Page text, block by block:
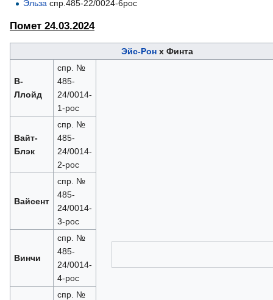
Эльза спр.485-22/0024-6рос
Помет 24.03.2024
Эйс-Рон х Финта
В-
Ллойд
спр. №
485-
24/0014-
1-рос
Вайт-
Блэк
спр. №
485-
24/0014-
2-рос
Вайсент
спр. №
485-
24/0014-
3-рос
Винчи
спр. №
485-
24/0014-
4-рос
спр. №